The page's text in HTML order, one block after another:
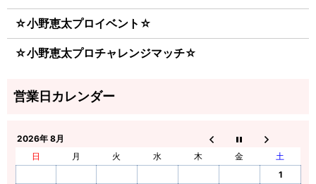
☆小野恵太プロイベント☆
☆小野恵太プロチャレンジマッチ☆
2026年 8月
日
月 火 水 木 金
土
1